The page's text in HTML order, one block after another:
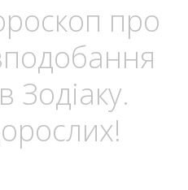
про
Зодіаку.